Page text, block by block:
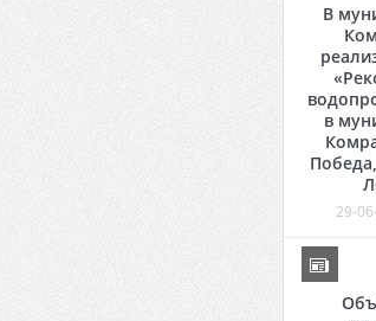
В
в
29-